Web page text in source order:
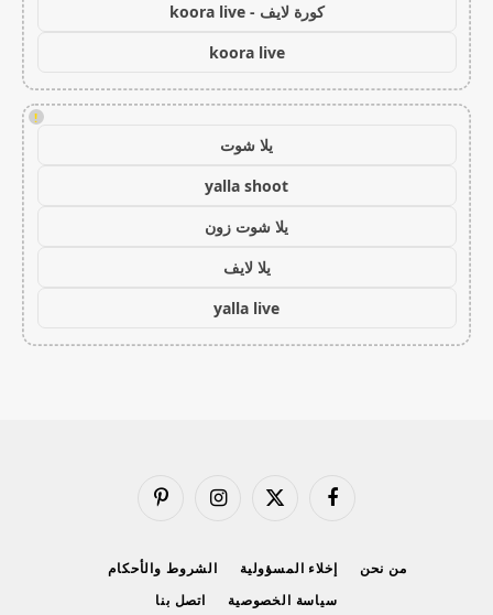
كورة لايف - koora live
koora live
!
يلا شوت
yalla shoot
يلا شوت زون
يلا لايف
yalla live
فيسبوك
X
الانستغرامبينتيريست
من نحن إخلاء المسؤولية
الشروط والأحكام
سياسة الخصوصية
اتصل بنا